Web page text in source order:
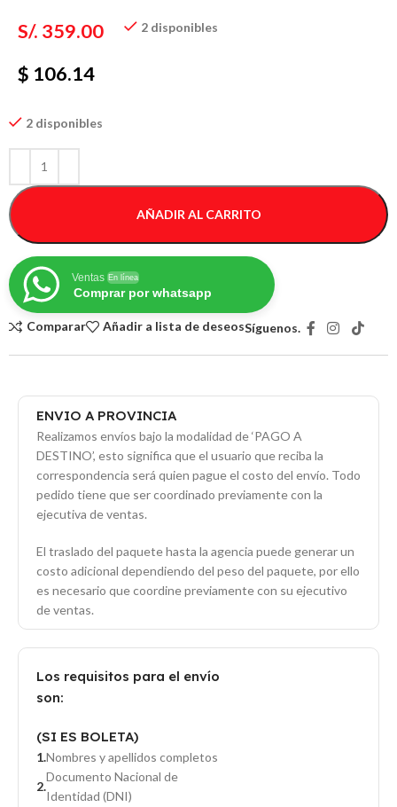
S/. 359.00
$ 106.14
2 disponibles
2 disponibles
AÑADIR AL CARRITO
Ventas En línea
Comprar por whatsapp
Comparar Añadir a lista de deseosSíguenos.
ENVIO A PROVINCIA
Realizamos envíos bajo la modalidad de ‘PAGO A
DESTINO’, esto significa que el usuario que reciba la
correspondencia será quien pague el costo del envío. Todo
pedido tiene que ser coordinado previamente con la
ejecutiva de ventas.
El traslado del paquete hasta la agencia puede generar un
costo adicional dependiendo del peso del paquete, por ello
es necesario que coordine previamente con su ejecutivo
de ventas.
Los requisitos para el envío
son:
(SI ES BOLETA)
Nombres y apellidos completos
Documento Nacional de
Identidad (DNI)